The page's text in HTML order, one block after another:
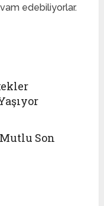
edebiliyorlar.
Son